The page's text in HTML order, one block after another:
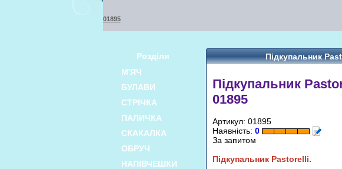
01895
Розділи
М'ЯЧ
БУЛАВИ
СТРІЧКА
ПАЛИЧКА
СКАКАЛКА
ОБРУЧ
НАПІВЧЕШКИ
Підкупальник
Підкупальник
01895
Артикул: 01895
Наявність: 0
За запитом
Підкупальник Pastorelli.